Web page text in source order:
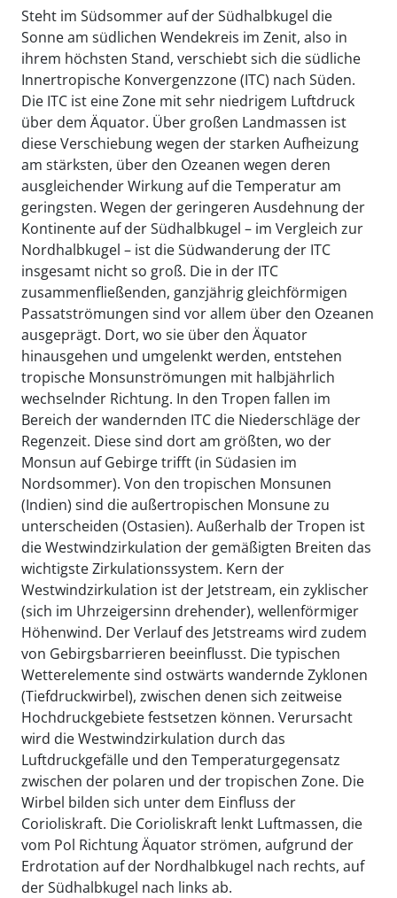
Steht im Südsommer auf der Südhalbkugel die
Sonne am südlichen Wendekreis im Zenit, also in
ihrem höchsten Stand, verschiebt sich die südliche
Innertropische Konvergenzzone (ITC) nach Süden.
Die ITC ist eine Zone mit sehr niedrigem Luftdruck
über dem Äquator. Über großen Landmassen ist
diese Verschiebung wegen der starken Aufheizung
am stärksten, über den Ozeanen wegen deren
ausgleichender Wirkung auf die Temperatur am
geringsten. Wegen der geringeren Ausdehnung der
Kontinente auf der Südhalbkugel – im Vergleich zur
Nordhalbkugel – ist die Südwanderung der ITC
insgesamt nicht so groß. Die in der ITC
zusammenfließenden, ganzjährig gleichförmigen
Passatströmungen sind vor allem über den Ozeanen
ausgeprägt. Dort, wo sie über den Äquator
hinausgehen und umgelenkt werden, entstehen
tropische Monsunströmungen mit halbjährlich
wechselnder Richtung. In den Tropen fallen im
Bereich der wandernden ITC die Niederschläge der
Regenzeit. Diese sind dort am größten, wo der
Monsun auf Gebirge trifft (in Südasien im
Nordsommer). Von den tropischen Monsunen
(Indien) sind die außertropischen Monsune zu
unterscheiden (Ostasien). Außerhalb der Tropen ist
die Westwindzirkulation der gemäßigten Breiten das
wichtigste Zirkulationssystem. Kern der
Westwindzirkulation ist der Jetstream, ein zyklischer
(sich im Uhrzeigersinn drehender), wellenförmiger
Höhenwind. Der Verlauf des Jetstreams wird zudem
von Gebirgsbarrieren beeinflusst. Die typischen
Wetterelemente sind ostwärts wandernde Zyklonen
(Tiefdruckwirbel), zwischen denen sich zeitweise
Hochdruckgebiete festsetzen können. Verursacht
wird die Westwindzirkulation durch das
Luftdruckgefälle und den Temperaturgegensatz
zwischen der polaren und der tropischen Zone. Die
Wirbel bilden sich unter dem Einfluss der
Corioliskraft. Die Corioliskraft lenkt Luftmassen, die
vom Pol Richtung Äquator strömen, aufgrund der
Erdrotation auf der Nordhalbkugel nach rechts, auf
der Südhalbkugel nach links ab.